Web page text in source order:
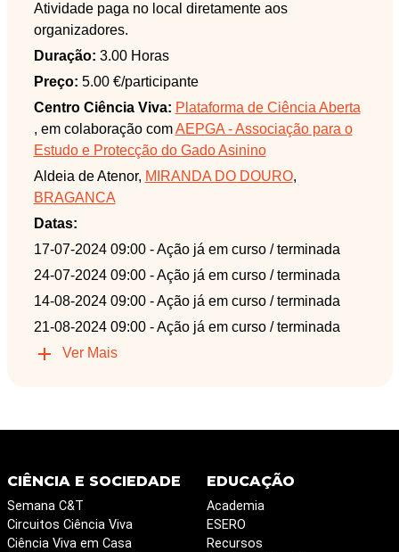
Atividade paga no local diretamente aos
organizadores.
Duração: 3.00 Horas
Preço: 5.00 €/participante
Centro Ciência Viva: Plataforma de Ciência Aberta
, em colaboração comAEPGA - Associação para o
Estudo e Protecção do Gado Asinino
Aldeia de Atenor, MIRANDA DO DOURO,
BRAGANCA
Datas:
17-07-2024 09:00 - Ação já em curso / terminada
24-07-2024 09:00 - Ação já em curso / terminada
14-08-2024 09:00 - Ação já em curso / terminada
21-08-2024 09:00 - Ação já em curso / terminada
Ver Mais
CIÊNCIA E SOCIEDADE
Semana C&T
Circuitos Ciência Viva
Ciência Viva em Casa
EDUCAÇÃO
Academia
ESERO
Recursos